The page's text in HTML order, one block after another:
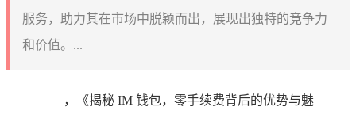
服务，助力其在市场中脱颖而出，展现出独特的竞争力
和价值。...
，《揭秘 IM 钱包，零手续费背后的优势与魅